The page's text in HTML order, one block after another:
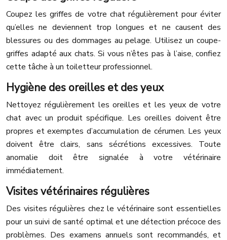
Coupez les griffes de votre chat régulièrement pour éviter
qu’elles ne deviennent trop longues et ne causent des
blessures ou des dommages au pelage. Utilisez un coupe-
griffes adapté aux chats. Si vous n’êtes pas à l’aise, confiez
cette tâche à un toiletteur professionnel.
Hygiène des oreilles et des yeux
Nettoyez régulièrement les oreilles et les yeux de votre
chat avec un produit spécifique. Les oreilles doivent être
propres et exemptes d’accumulation de cérumen. Les yeux
doivent être clairs, sans sécrétions excessives. Toute
anomalie doit être signalée à votre vétérinaire
immédiatement.
Visites vétérinaires régulières
Des visites régulières chez le vétérinaire sont essentielles
pour un suivi de santé optimal et une détection précoce des
problèmes. Des examens annuels sont recommandés, et